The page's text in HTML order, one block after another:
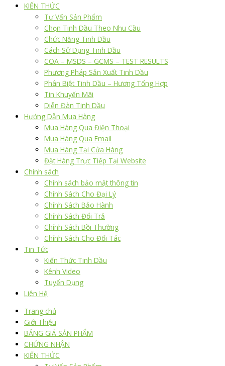
KIẾN THỨC
Tư Vấn Sản Phẩm
Chọn Tinh Dầu Theo Nhu Cầu
Chức Năng Tinh Dầu
Cách Sử Dụng Tinh Dầu
COA – MSDS – GCMS – TEST RESULTS
Phương Pháp Sản Xuất Tinh Dầu
Phân Biệt Tinh Dầu – Hương Tổng Hợp
Tin Khuyến Mãi
Diễn Đàn Tinh Dầu
Hướng Dẫn Mua Hàng
Mua Hàng Qua Điện Thoại
Mua Hàng Qua Email
Mua Hàng Tại Cửa Hàng
Đặt Hàng Trực Tiếp Tại Website
Chính sách
Chính sách bảo mật thông tin
Chính Sách Cho Đại Lý
Chính Sách Bảo Hành
Chính Sách Đổi Trả
Chính Sách Bồi Thường
Chính Sách Cho Đối Tác
Tin Tức
Kiến Thức Tinh Dầu
Kênh Video
Tuyển Dụng
Liên Hệ
Trang chủ
Giới Thiệu
BẢNG GIÁ SẢN PHẨM
CHỨNG NHẬN
KIẾN THỨC